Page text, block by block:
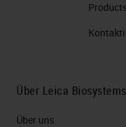
Über Leica Biosystems
Über uns